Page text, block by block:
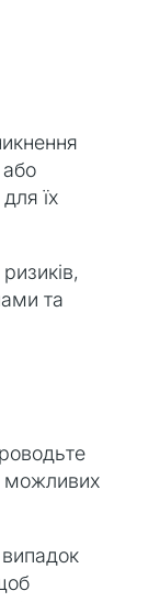
їх
та
можливих